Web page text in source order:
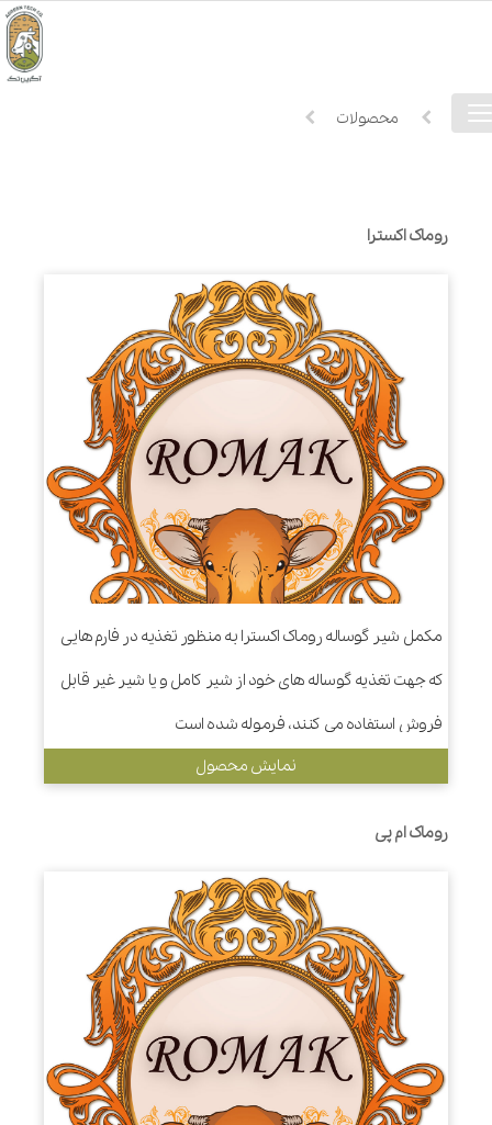
فهرست
دسترسیخانه محصولات
روماک اکسترا
مکمل شیر گوساله روماک اکسترا به منظور تغذیه در فارم هایی
که جهت تغذیه گوساله های خود از شیر کامل و یا شیر غیر قابل
فروش استفاده می کنند، فرموله شده است
نمایش محصول
روماک ام پی